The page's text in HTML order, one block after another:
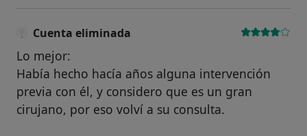
Cuenta eliminada
Lo mejor:
Había hecho hacía años alguna intervención
previa con él, y considero que es un gran
cirujano, por eso volví a su consulta.